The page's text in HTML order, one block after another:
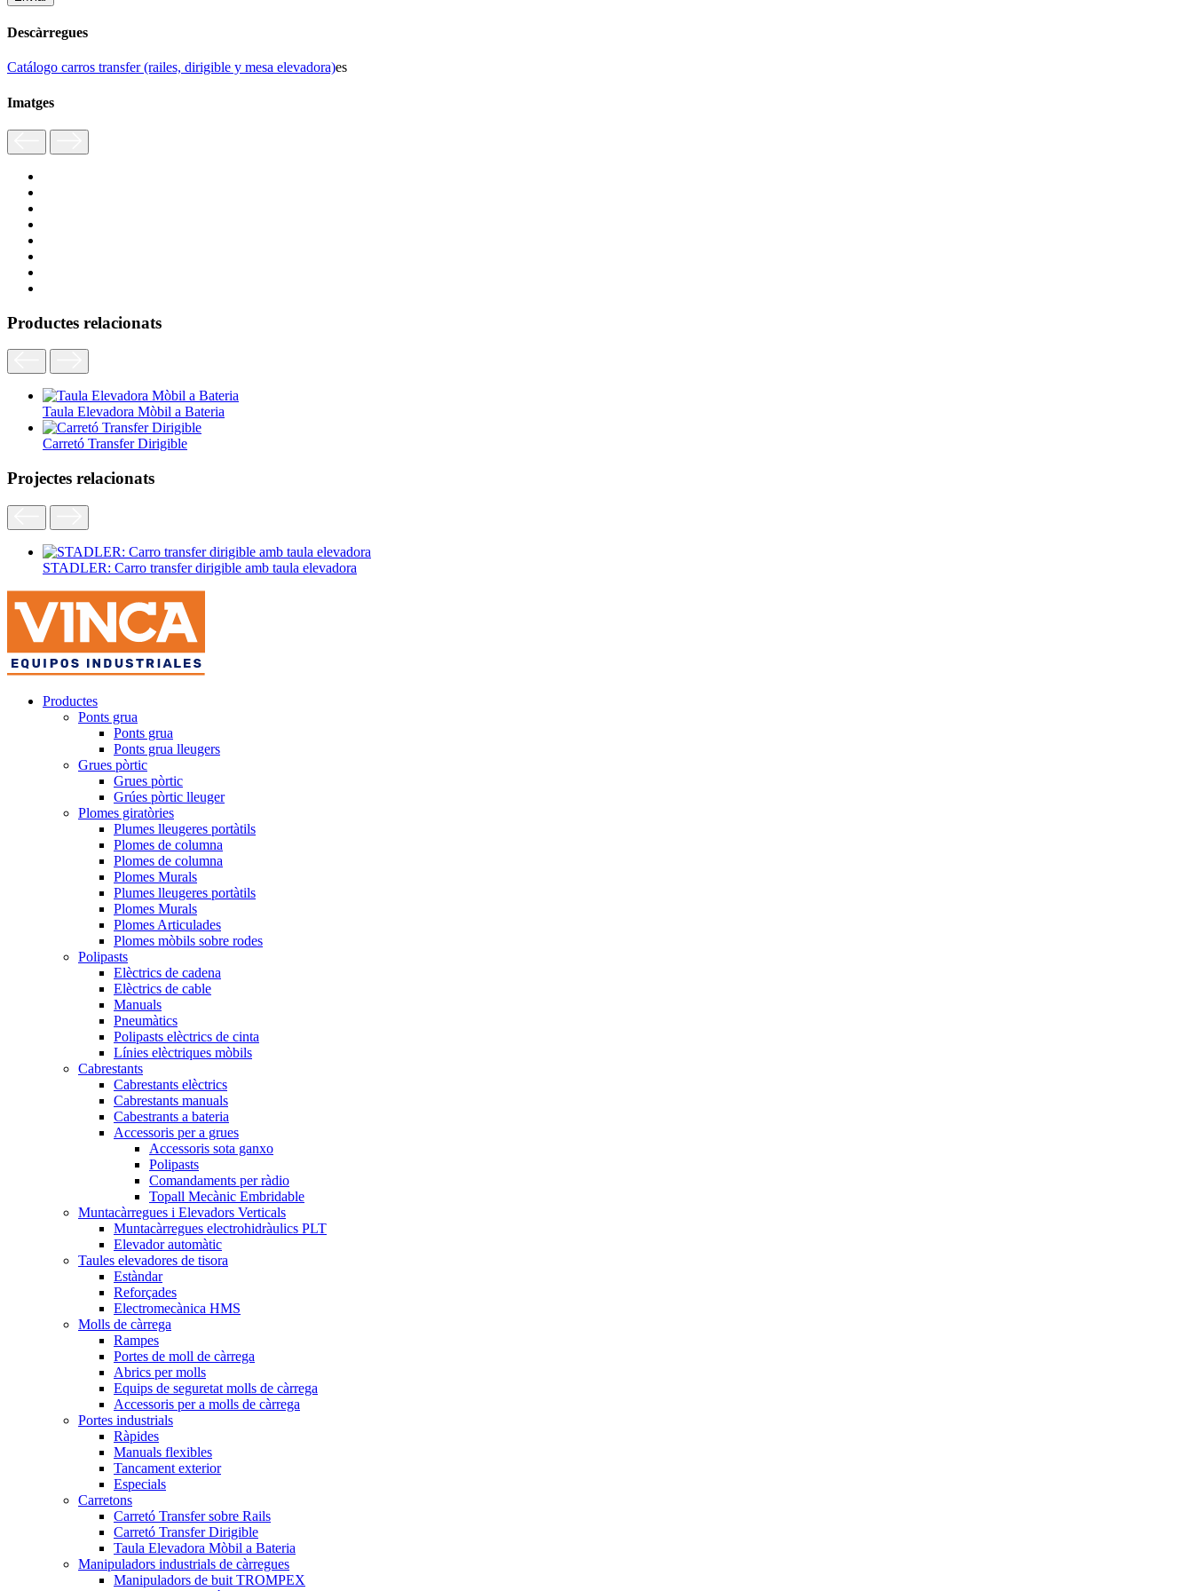
Descàrregues
Catálogo carros transfer (railes, dirigible y mesa elevadora)es
Imatges
Productes relacionats
Taula Elevadora Mòbil a Bateria
Carretó Transfer Dirigible
Projectes relacionats
STADLER: Carro transfer dirigible amb taula elevadora
Productes
Ponts grua
Ponts grua
Ponts grua lleugers
Grues pòrtic
Grues pòrtic
Grúes pòrtic lleuger
Plomes giratòries
Plumes lleugeres portàtils
Plomes de columna
Plomes de columna
Plomes Murals
Plumes lleugeres portàtils
Plomes Murals
Plomes Articulades
Plomes mòbils sobre rodes
Polipasts
Elèctrics de cadena
Elèctrics de cable
Manuals
Pneumàtics
Polipasts elèctrics de cinta
Línies elèctriques mòbils
Cabrestants
Cabrestants elèctrics
Cabrestants manuals
Cabestrants a bateria
Accessoris per a grues
Accessoris sota ganxo
Polipasts
Comandaments per ràdio
Topall Mecànic Embridable
Muntacàrregues i Elevadors Verticals
Muntacàrregues electrohidràulics PLT
Elevador automàtic
Taules elevadores de tisora
Estàndar
Reforçades
Electromecànica HMS
Molls de càrrega
Rampes
Portes de moll de càrrega
Abrics per molls
Equips de seguretat molls de càrrega
Accessoris per a molls de càrrega
Portes industrials
Ràpides
Manuals flexibles
Tancament exterior
Especials
Carretons
Carretó Transfer sobre Rails
Carretó Transfer Dirigible
Taula Elevadora Mòbil a Bateria
Manipuladors industrials de càrregues
Manipuladors de buit TROMPEX